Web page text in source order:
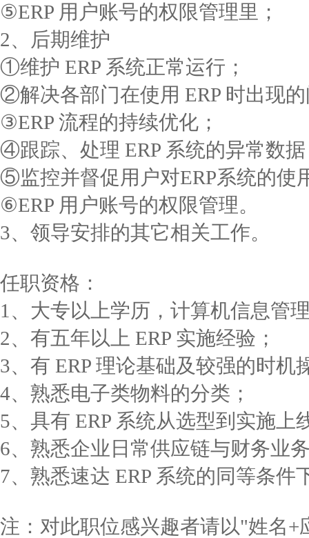
⑤ERP 用户账号的权限管理里；
2、后期维护
①维护 ERP 系统正常运行；
②解决各部门在使用 ERP 时出现
③ERP 流程的持续优化；
④跟踪、处理 ERP 系统的异常数
⑤监控并督促用户对ERP系统的使
⑥ERP 用户账号的权限管理。
3、领导安排的其它相关工作。
任职资格：
1、大专以上学历，计算机信息管
2、有五年以上 ERP 实施经验；
3、有 ERP 理论基础及较强的时机
4、熟悉电子类物料的分类；
5、具有 ERP 系统从选型到实施上
6、熟悉企业日常供应链与财务业
7、熟悉速达 ERP 系统的同等条件
注：对此职位感兴趣者请以"姓名+